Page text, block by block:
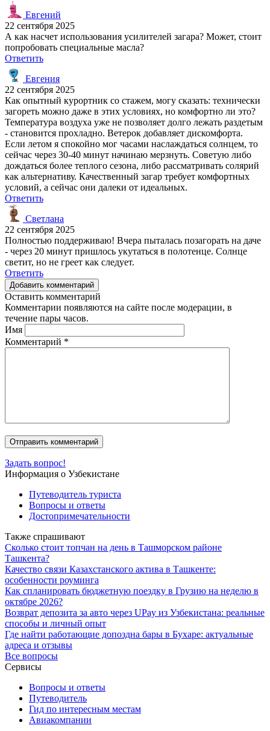
Евгений
22 сентября 2025
А как насчет использования усилителей загара? Может, стоит
попробовать специальные масла?
Ответить
Евгения
22 сентября 2025
Как опытный курортник со стажем, могу сказать: технически
загореть можно даже в этих условиях, но комфортно ли это?
Температура воздуха уже не позволяет долго лежать раздетым
- становится прохладно. Ветерок добавляет дискомфорта.
Если летом я спокойно мог часами наслаждаться солнцем, то
сейчас через 30-40 минут начинаю мерзнуть. Советую либо
дождаться более теплого сезона, либо рассматривать солярий
как альтернативу. Качественный загар требует комфортных
условий, а сейчас они далеки от идеальных.
Ответить
Светлана
22 сентября 2025
Полностью поддерживаю! Вчера пыталась позагорать на даче
- через 20 минут пришлось укутаться в полотенце. Солнце
светит, но не греет как следует.
Ответить
Добавить комментарий
Оставить комментарий
Комментарии появляются на сайте после модерации, в
течение пары часов.
Имя
Комментарий *
Задать вопрос!
Информация о Узбекистане
Путеводитель туриста
Вопросы и ответы
Достопримечательности
Также спрашивают
Сколько стоит топчан на день в Ташморском районе
Ташкента?
Качество связи Казахстанского актива в Ташкенте:
особенности роуминга
Как спланировать бюджетную поездку в Грузию на неделю в
октябре 2026?
Возврат депозита за авто через UPay из Узбекистана: реальные
способы и личный опыт
Где найти работающие допоздна бары в Бухаре: актуальные
адреса и отзывы
Все вопросы
Сервисы
Вопросы и ответы
Путеводитель
Гид по интересным местам
Авиакомпании